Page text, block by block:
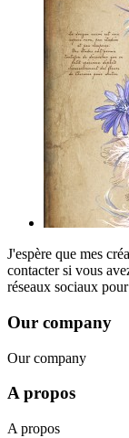
J'espère que mes
contacter si vous
réseaux sociaux
Our company
Our company
A propos
A propos